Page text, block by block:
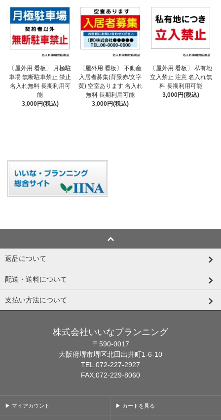
〔屋外用 看板〕 月極駐
車場 無断駐車禁止 禁止
名入れ無料 長期利用可
能
3,000円(税込)
〔屋外用 看板〕 不動産
入居者募集(背景赤/文字
黄) 空室あります 名入れ
無料 長期利用可能
3,000円(税込)
〔屋外用 看板〕 私有地
立入禁止 注意 名入れ無
料 長期利用可能
3,000円(税込)
返品について
配送・送料について
支払い方法について
株式会社いいなプランニング
〒590-0017
大阪府堺市堺区北田出井町1-6-10
TEL.072-227-2927
FAX.072-229-8060
▶ マイアカウント ▶ カートを見る